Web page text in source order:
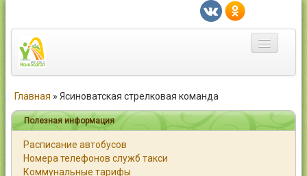
Город
Статьи
Главная » Ясиноватская стрелковая команда
Полезная информация
Расписание автобусов
Номера телефонов служб такси
Коммунальные тарифы